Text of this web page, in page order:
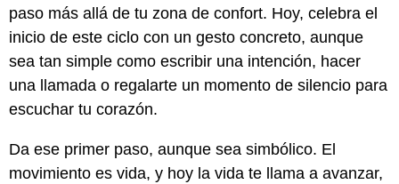
paso más allá de tu zona de confort. Hoy, celebra el
inicio de este ciclo con un gesto concreto, aunque
sea tan simple como escribir una intención, hacer
una llamada o regalarte un momento de silencio para
escuchar tu corazón.
Da ese primer paso, aunque sea simbólico. El
movimiento es vida, y hoy la vida te llama a avanzar,